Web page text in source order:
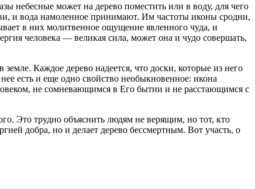
небесные может на дерево поместить или в воду, для чего
и вода намоленное принимают. Им частоты иконы сродни,
в них молитвенное ощущение явленного чуда, и
человека — великая сила, может она и чудо совершать,
Каждое дерево надеется, что доски, которые из него
есть и еще одно свойство необыкновенное: икона
не сомневающимся в Его бытии и не расстающимся с
Это трудно объяснить людям не верящим, но тот, кто
добра, но и делает дерево бессмертным. Вот участь, о